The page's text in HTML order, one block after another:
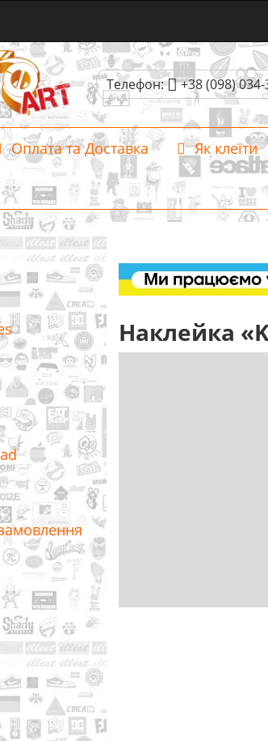
Телефон: +38 (098)
Оплата та Доставка Як клеїти
Наклейка